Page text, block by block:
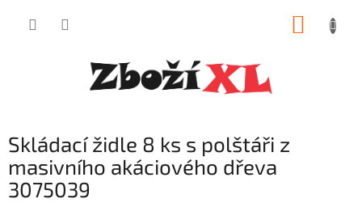
Skládací židle 8 ks s polštáři z
masivního akáciového dřeva
3075039